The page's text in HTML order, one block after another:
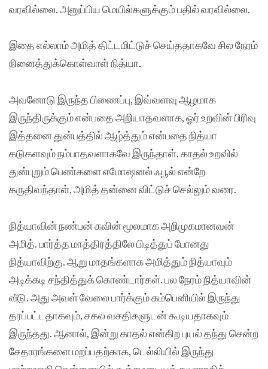
வரவில்லை. அனுப்பிய மெயில்களுக்கும் பதில் வரவில்லை.
இதை எல்லாம் அமித் திட்டமிட்டுச் செய்ததாகவே சில நேரம்
நினைத்துக்கொள்வாள் நித்யா.
அவனோடு இருந்த பிணைப்பு, இவ்வளவு ஆழமாக
இருந்திருக்கும் என்பதை அறியாதவளாக, ஓர் உறவின் பிரிவு
இத்தனை துன்பத்தில் ஆழ்த்தும் என்பதை நித்யா
கடுகளவும் நம்பாதவளாகவே இருந்தாள். காதல் உறவில்
துன்புறும் பெண்களை எமோஷனல் ஃபூல் என்றே
கருதிவந்தாள், அமித் தன்னை விட்டுச் செல்லும் வரை.
நித்யாவின் நண்பன் கவின் மூலமாக அறிமுகமானவன்
அமித். பார்த்த மாத்திரத்திலே பிடித்துப் போனது
நித்யாவிற்கு. ஆறு மாதங்களாக அமித்தும் நித்யாவும்
அடிக்கடி சந்தித்துக் கொண்டார்கள். பல நேரம் நித்யாவின்
வீடு. அது அவள் வேலை பார்க்கும் கம்பெனியில் இருந்து
தரப்பட்டதாகவும், சகல வசதிகளுடன் கூடியதாகவும்
இருந்தது. ஆனால், இன்று காதல் என்கிற புயல் தந்து சென்ற
சேதாரங்களை மறப்பதற்காக, டெல்லியில் இருந்து